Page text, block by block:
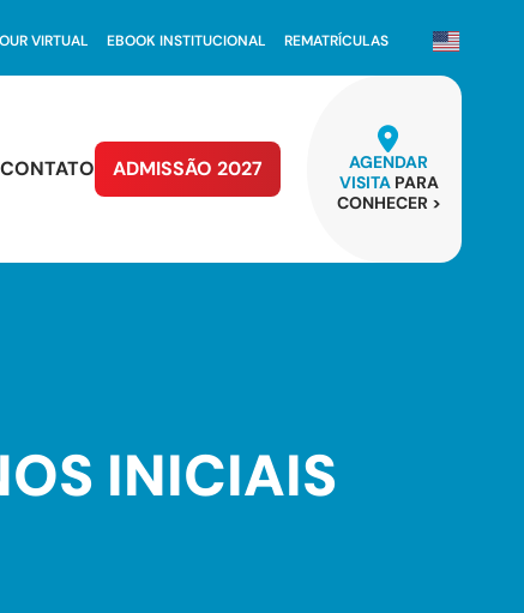
VIRTUAL EBOOK INSTITUCIONAL REMATRÍCULAS
CONTATO ADMISSÃO 2027
AGENDAR
VISITA PARA
CONHECER >
INICIAIS